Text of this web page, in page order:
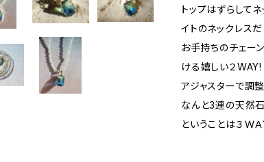
トップはずらして
イトのネックレス
お手持ちのチェー
ける嬉しい２
アジャスターで調
なんと3連の天然石
ということは３Ｗ